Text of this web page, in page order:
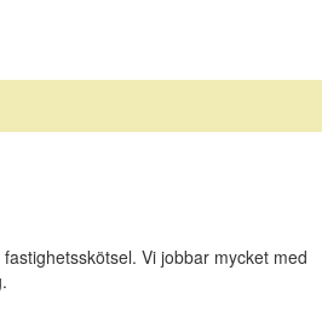
Vi jobbar mycket med